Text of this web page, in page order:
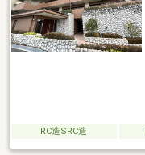
RC造SRC造